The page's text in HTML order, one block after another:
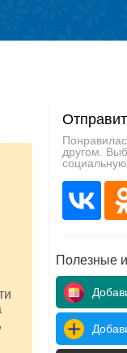
другом.
социальную
Полезные